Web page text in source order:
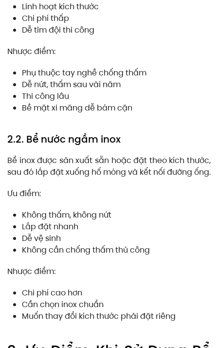
Linh hoạt kích thước
Chi phí thấp
Dễ tìm đội thi công
Nhược điểm:
Phụ thuộc tay nghề chống thấm
Dễ nứt, thấm sau vài năm
Thi công lâu
Bề mặt xi măng dễ bám cặn
2.2. Bể nước ngầm inox
Bể inox được sản xuất sẵn hoặc đặt theo kích thước,
sau đó lắp đặt xuống hố móng và kết nối đường ống.
Ưu điểm:
Không thấm, không nứt
Lắp đặt nhanh
Dễ vệ sinh
Không cần chống thấm thủ công
Nhược điểm:
Chi phí cao hơn
Cần chọn inox chuẩn
Muốn thay đổi kích thước phải đặt riêng